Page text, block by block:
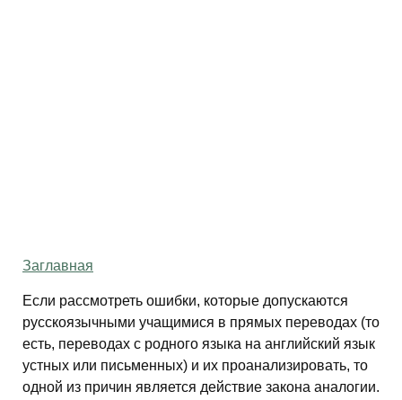
Заглавная
Если рассмотреть ошибки, которые допускаются
русскоязычными учащимися в прямых переводах (то
есть, переводах с родного языка на английский язык
устных или письменных) и их проанализировать, то
одной из причин является действие закона аналогии.